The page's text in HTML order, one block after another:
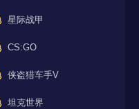
星际战甲
CS:GO
侠盗猎车手V
坦克世界